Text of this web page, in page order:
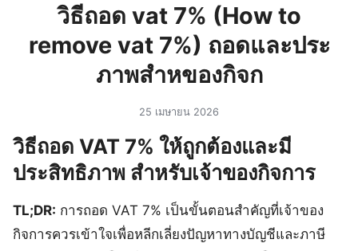
วิธีถอด vat 7% (How to
remove vat 7%) ถอดและประ
ภาพสำหของกิจก
25 เมษายน 2026
วิธีถอด VAT 7% ให้ถูกต้องและมี
ประสิทธิภาพ สำหรับเจ้าของกิจการ
TL;DR: การถอด VAT 7% เป็นขั้นตอนสำคัญที่เจ้าของ
กิจการควรเข้าใจเพื่อหลีกเลี่ยงปัญหาทางบัญชีและภาษี